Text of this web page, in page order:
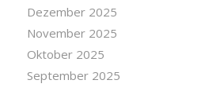
Dezember 2025
November 2025
Oktober 2025
September 2025